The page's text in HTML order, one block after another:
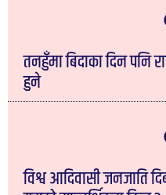
तनहुँमा बिदाका दिन पनि
हुने
विश्व आदिवासी जनजाति